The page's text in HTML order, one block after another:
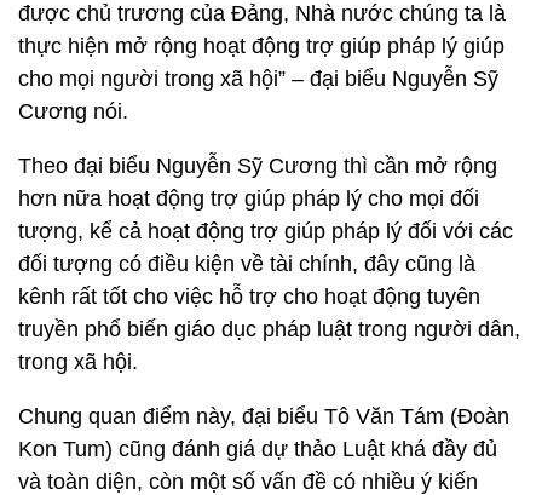
được chủ trương của Đảng, Nhà nước chúng ta là
thực hiện mở rộng hoạt động trợ giúp pháp lý giúp
cho mọi người trong xã hội” – đại biểu Nguyễn Sỹ
Cương nói.
Theo đại biểu Nguyễn Sỹ Cương thì cần mở rộng
hơn nữa hoạt động trợ giúp pháp lý cho mọi đối
tượng, kể cả hoạt động trợ giúp pháp lý đối với các
đối tượng có điều kiện về tài chính, đây cũng là
kênh rất tốt cho việc hỗ trợ cho hoạt động tuyên
truyền phổ biến giáo dục pháp luật trong người dân,
trong xã hội.
Chung quan điểm này, đại biểu Tô Văn Tám (Đoàn
Kon Tum) cũng đánh giá dự thảo Luật khá đầy đủ
và toàn diện, còn một số vấn đề có nhiều ý kiến